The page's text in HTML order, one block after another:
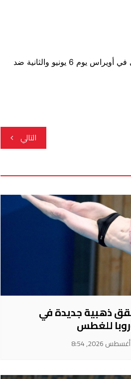
وستخوض البرتغال مباراتين وديتين استعدادا لكأس العالم الأولى أمام تشيلي في أويراس يوم 6 يونيو والثانية ضد
التالي
ذهبية جديدة في
للغطس